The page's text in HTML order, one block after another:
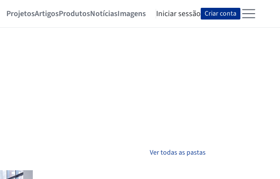
ProjetosArtigosProdutosNotíciasImagens Iniciar sessão Criar conta
Ver todas as pastas